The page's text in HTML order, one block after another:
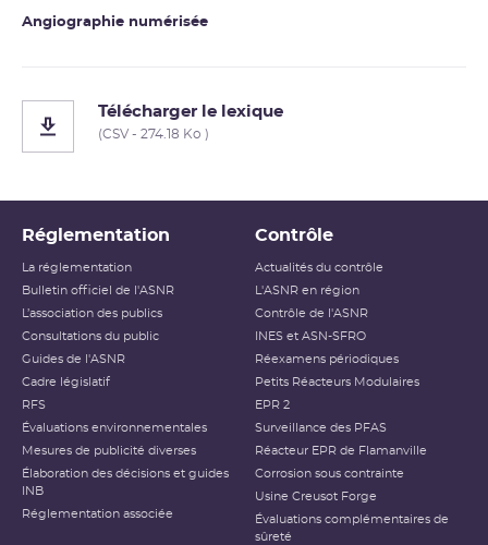
Angiographie numérisée
Télécharger le lexique
(CSV - 274.18 Ko )
Réglementation
La réglementation
Bulletin officiel de l'ASNR
L’association des publics
Consultations du public
Guides de l'ASNR
Cadre législatif
RFS
Évaluations environnementales
Mesures de publicité diverses
Élaboration des décisions et guides
INB
Réglementation associée
Contrôle
Actualités du contrôle
L'ASNR en région
Contrôle de l'ASNR
INES et ASN-SFRO
Réexamens périodiques
Petits Réacteurs Modulaires
EPR 2
Surveillance des PFAS
Réacteur EPR de Flamanville
Corrosion sous contrainte
Usine Creusot Forge
Évaluations complémentaires de
sûreté